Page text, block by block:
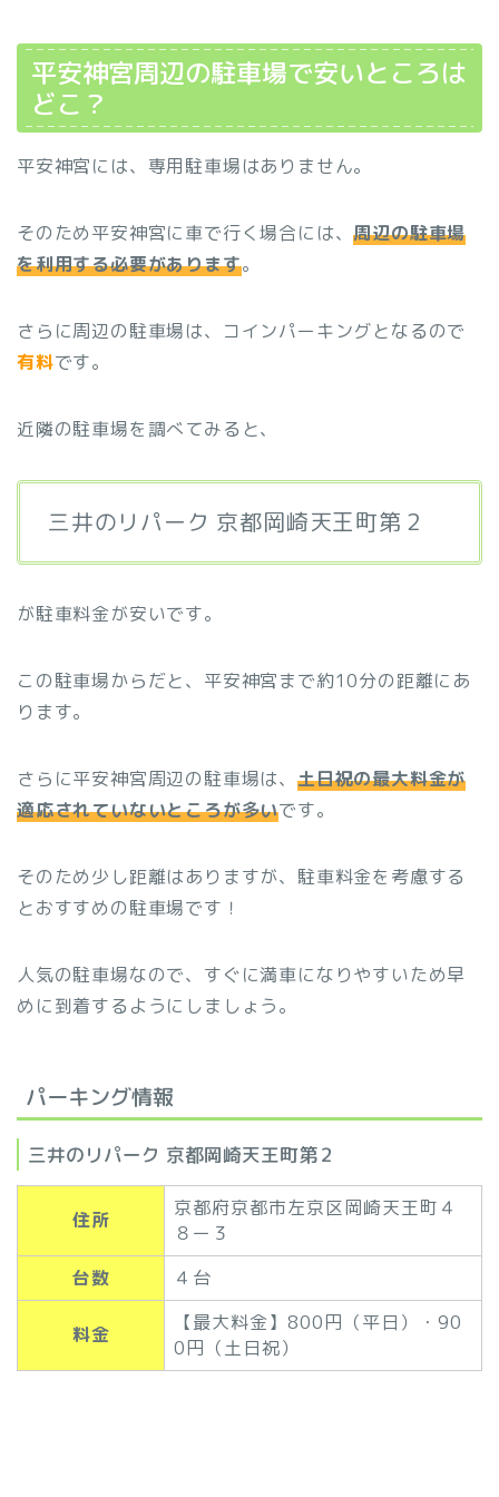
平安神宮周辺の駐車場で安いところは
どこ？
平安神宮には、専用駐車場はありません。
そのため平安神宮に車で行く場合には、周辺の駐車場
を利用する必要があります。
さらに周辺の駐車場は、コインパーキングとなるので
有料です。
近隣の駐車場を調べてみると、
三井のリパーク 京都岡崎天王町第２
が駐車料金が安いです。
この駐車場からだと、平安神宮まで約10分の距離にあ
ります。
さらに平安神宮周辺の駐車場は、土日祝の最大料金が
適応されていないところが多いです。
そのため少し距離はありますが、駐車料金を考慮する
とおすすめの駐車場です！
人気の駐車場なので、すぐに満車になりやすいため早
めに到着するようにしましょう。
パーキング情報
三井のリパーク 京都岡崎天王町第２
住所
京都府京都市左京区岡崎天王町４
８ー３
台数
４台
料金
【最大料金】800円（平日）・90
0円（土日祝）